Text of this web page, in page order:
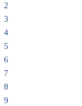
2
3
4
5
6
7
8
9